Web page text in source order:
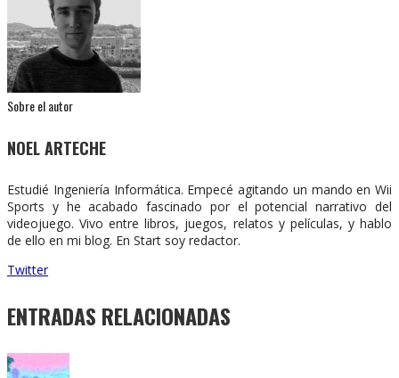
Sobre el autor
NOEL ARTECHE
Estudié Ingeniería Informática. Empecé agitando un mando en Wii
Sports y he acabado fascinado por el potencial narrativo del
videojuego. Vivo entre libros, juegos, relatos y películas, y hablo
de ello en mi blog. En Start soy redactor.
Twitter
ENTRADAS RELACIONADAS